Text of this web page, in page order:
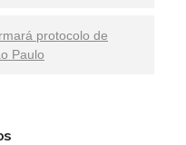
protocolo de
Paulo